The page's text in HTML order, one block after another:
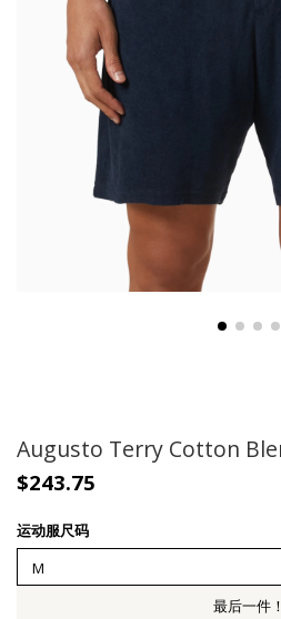
Augusto Terry Cotton
$243.75
运动服尺码
最后一件！